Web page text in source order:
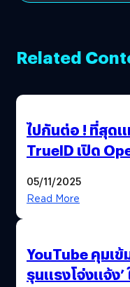
Related
ไปกันต่อ ! ที่สุด
TrueID เปิด
Thailand Game
05/11/2025
Read More
YouTube คุมเข้
รุนแรงโจ่งแจ้ง’